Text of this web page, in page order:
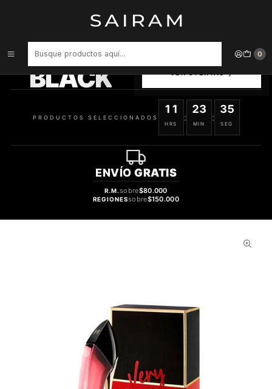
0
Perfume Very Good Girl Mujer Edp 30 ml
BLACK
SELECCIONADOS
PRODUCTOS SELECCIONADOS
11
HRS
:
23
MIN
:
35
SEG
ENVÍO GRATIS
R.M.sobre$80.000
REGIONESsobre$150.000